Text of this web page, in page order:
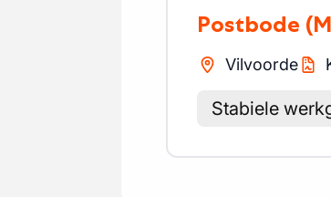
Postbode
Vilvoorde
Stabiele